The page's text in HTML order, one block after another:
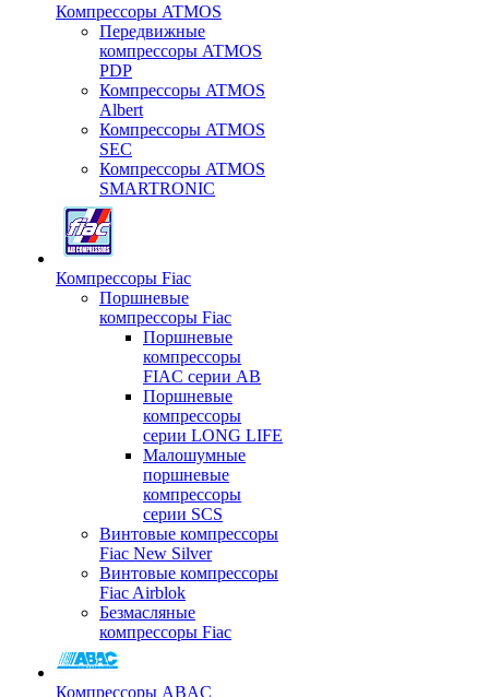
Компрессоры ATMOS
Передвижные
компрессоры ATMOS
PDP
Компрессоры ATMOS
Albert
Компрессоры ATMOS
SEC
Компрессоры ATMOS
SMARTRONIC
Компрессоры Fiac
Поршневые
компрессоры Fiac
Поршневые
компрессоры
FIAC серии AB
Поршневые
компрессоры
серии LONG LIFE
Малошумные
поршневые
компрессоры
серии SCS
Винтовые компрессоры
Fiac New Silver
Винтовые компрессоры
Fiac Airblok
Безмасляные
компрессоры Fiac
Компрессоры ABAC